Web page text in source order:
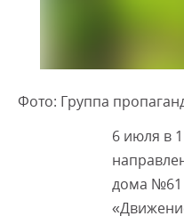
Фото: Группа
6 июля в
дома №61